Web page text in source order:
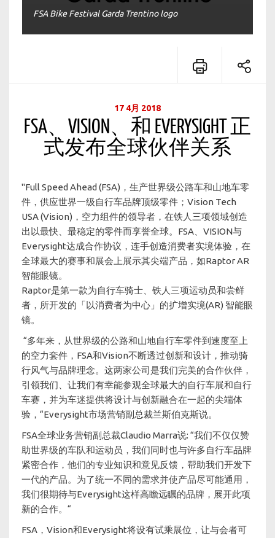
FSA Bike Festival Garda Trentino logo
17 4月 2018
FSA、VISION、和 EVERYSIGHT 正
式发布全球伙伴关系
"Full Speed Ahead (FSA)，生产世界级公路车和山地车零
件，供应世界一级自行车品牌顶级零件；Vision Tech
USA (Vision)，空力组件的领导者，在铁人三项领域创造
出以最快、最稳定的零件而享誉全球。FSA、VISION与
Everysight达成合作协议，连手创造消费者实境体验，在
全球最大的赛事和展会上展示其尖端产品，如Raptor AR
智能眼镜。
Raptor是第一款为自行车骑士、铁人三项运动员和尝鲜
者，所开发的「以消费者为中心」的扩增实境(AR) 智能眼
镜。
“多年来，从世界级的公路和山地自行车零件到速度至上
的空力套件，FSA和Vision不断透过创新和设计，推动骑
行风气与品牌理念。这两家公司是我们完美的合作伙伴，
引领我们、让我们有幸能参观全球最大的自行车展和自行
车赛，并为车迷提供将设计与创新融合在一起的尖端体
验，“Everysight市场营销副总裁兰斯伯克斯说。
FSA全球业务营销副总裁Claudio Marra说: “我们不仅仅赞
助世界级的车队和运动员，我们同时也与许多自行车品牌
紧密合作，他们的专业知识和意见反馈，帮助我们开发下
一代的产品。为了统一不同的需求并使产品尽可能通用，
我们很期待与Everysight这样高瞻远瞩的品牌，展开此项
新的合作。“
FSA，Vision和Everysight将设有试乘展位，让与会者可